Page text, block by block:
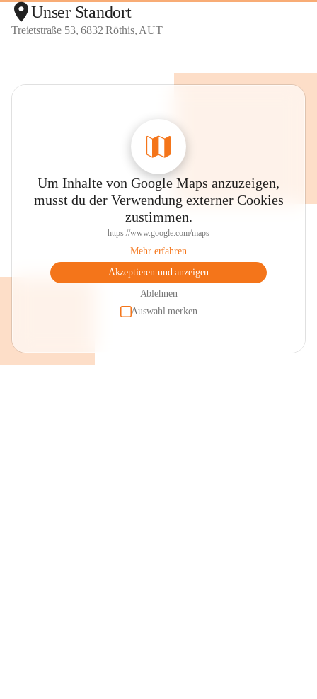
Unser Standort
Treietstraße 53, 6832 Röthis, AUT
Um Inhalte von Google Maps anzuzeigen,
musst du der Verwendung externer Cookies
zustimmen.
https://www.google.com/maps
Mehr erfahren
Akzeptieren und anzeigen
Ablehnen
Auswahl merken